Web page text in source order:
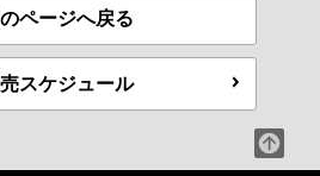
ページへ戻る
スケジュール